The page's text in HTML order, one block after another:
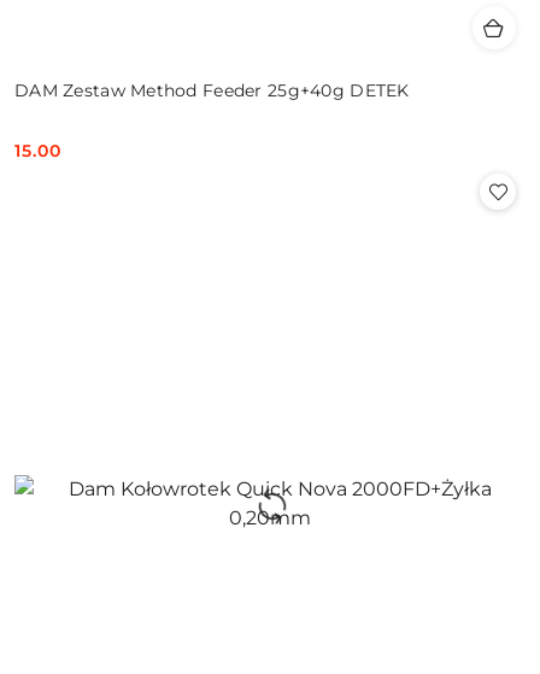
DAM Zestaw Method Feeder 25g+40g DETEK
Cena:
15.00